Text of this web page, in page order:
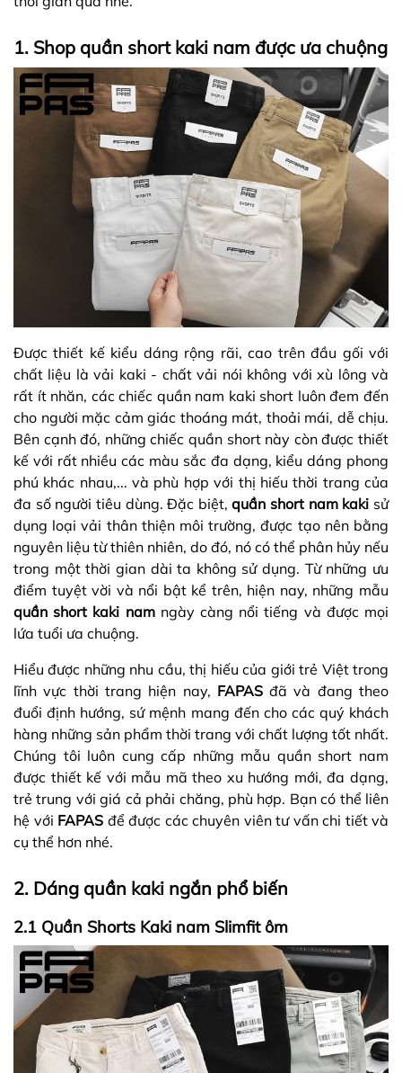
1. Shop quần short kaki nam được ưa chuộng
Được thiết kế kiểu dáng rộng rãi, cao trên đầu gối với
chất liệu là vải kaki - chất vải nói không với xù lông và
rất ít nhăn, các chiếc quần nam kaki short luôn đem đến
cho người mặc cảm giác thoáng mát, thoải mái, dễ chịu.
Bên cạnh đó, những chiếc quần short này còn được thiết
kế với rất nhiều các màu sắc đa dạng, kiểu dáng phong
phú khác nhau,... và phù hợp với thị hiếu thời trang của
đa số người tiêu dùng. Đặc biệt,quần short nam kaki sử
dụng loại vải thân thiện môi trường, được tạo nên bằng
nguyên liệu từ thiên nhiên, do đó, nó có thể phân hủy nếu
trong một thời gian dài ta không sử dụng. Từ những ưu
điểm tuyệt vời và nổi bật kể trên, hiện nay, những mẫu
quần short kaki namngày càng nổi tiếng và được mọi
lứa tuổi ưa chuộng.
Hiểu được những nhu cầu, thị hiếu của giới trẻ Việt trong
lĩnh vực thời trang hiện nay, FAPASđã và đang theo
đuổi định hướng, sứ mệnh mang đến cho các quý khách
hàng những sản phẩm thời trang với chất lượng tốt nhất.
Chúng tôi luôn cung cấp những mẫu quần short nam
được thiết kế với mẫu mã theo xu hướng mới, đa dạng,
trẻ trung với giá cả phải chăng, phù hợp. Bạn có thể liên
hệ với FAPAS để được các chuyên viên tư vấn chi tiết và
cụ thể hơn nhé.
2. Dáng quần kaki ngắn phổ biến
2.1 Quần Shorts Kaki nam Slimfit ôm